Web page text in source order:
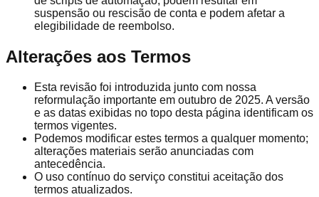
suspensão ou rescisão de conta e podem afetar a
elegibilidade de reembolso.
Alterações aos Termos
Esta revisão foi introduzida junto com nossa
reformulação importante em outubro de 2025. A versão
e as datas exibidas no topo desta página identificam os
termos vigentes.
Podemos modificar estes termos a qualquer momento;
alterações materiais serão anunciadas com
antecedência.
O uso contínuo do serviço constitui aceitação dos
termos atualizados.